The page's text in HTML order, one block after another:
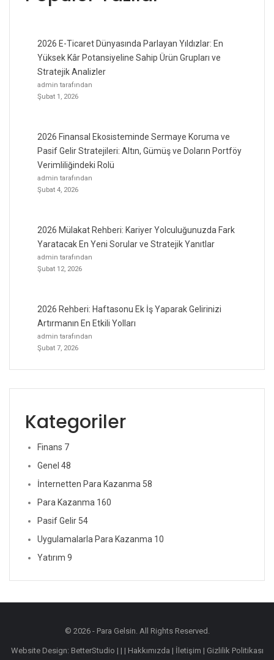
2026 E-Ticaret Dünyasında Parlayan Yıldızlar: En
Yüksek Kâr Potansiyeline Sahip Ürün Grupları ve
Stratejik Analizler
admin tarafından
Şubat 1, 2026
2026 Finansal Ekosisteminde Sermaye Koruma ve
Pasif Gelir Stratejileri: Altın, Gümüş ve Doların Portföy
Verimliliğindeki Rolü
admin tarafından
Şubat 4, 2026
2026 Mülakat Rehberi: Kariyer Yolculuğunuzda Fark
Yaratacak En Yeni Sorular ve Stratejik Yanıtlar
admin tarafından
Şubat 12, 2026
2026 Rehberi: Haftasonu Ek İş Yaparak Gelirinizi
Artırmanın En Etkili Yolları
admin tarafından
Şubat 7, 2026
Kategoriler
Finans 7
Genel 48
İnternetten Para Kazanma 58
Para Kazanma 160
Pasif Gelir 54
Uygulamalarla Para Kazanma 10
Yatırım 9
© 2026 - Para Gelsin. All Rights Reserved.
Website Design: BetterStudio | | | Hakkımızda | İletişim | Gizlilik Politikası